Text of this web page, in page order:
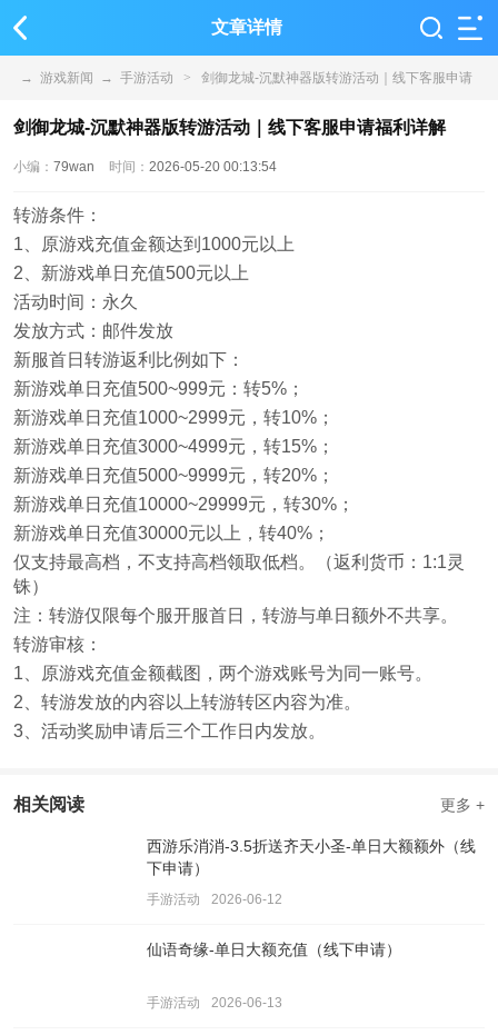
文章详情
→ 游戏新闻 → 手游活动 > 剑御龙城-沉默神器版转游活动｜线下客服申请
福利详解
剑御龙城-沉默神器版转游活动｜线下客服申请福利详解
小编： 79wan 时间： 2026-05-20 00:13:54
转游条件：
1、原游戏充值金额达到1000元以上
2、新游戏单日充值500元以上
活动时间：永久
发放方式：邮件发放
新服首日转游返利比例如下：
新游戏单日充值500~999元：转5%；
新游戏单日充值1000~2999元，转10%；
新游戏单日充值3000~4999元，转15%；
新游戏单日充值5000~9999元，转20%；
新游戏单日充值10000~29999元，转30%；
新游戏单日充值30000元以上，转40%；
仅支持最高档，不支持高档领取低档。（返利货币：1:1灵
铢）
注：转游仅限每个服开服首日，转游与单日额外不共享。
转游审核：
1、原游戏充值金额截图，两个游戏账号为同一账号。
2、转游发放的内容以上转游转区内容为准。
3、活动奖励申请后三个工作日内发放。
相关阅读 更多 +
西游乐消消-3.5折送齐天小圣-单日大额额外（线
下申请）
手游活动 2026-06-12
仙语奇缘-单日大额充值（线下申请）
手游活动 2026-06-13